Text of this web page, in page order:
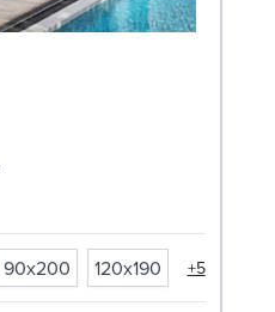
90x200 120x190 +5